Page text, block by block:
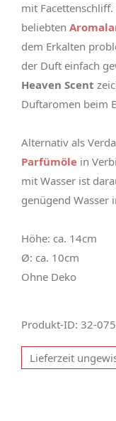
mit
beliebten
dem Erkalten
der Duft einfach
Heaven Scent
Duftaromen beim
Alternativ als
Parfümöle in
mit Wasser ist
genügend Wasser
Höhe: ca. 14cm
Ø: ca. 10cm
Ohne Deko
Produkt-ID: 32-075
Lieferzeit